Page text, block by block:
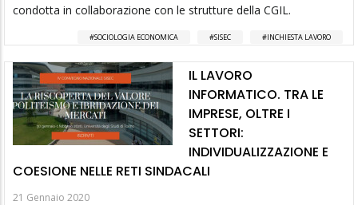
condotta in collaborazione con le strutture della CGIL.
SOCIOLOGIA ECONOMICA SISEC INCHIESTA LAVORO
IL LAVORO
INFORMATICO. TRA LE
IMPRESE, OLTRE I
SETTORI:
INDIVIDUALIZZAZIONE E
COESIONE NELLE RETI SINDACALI
21 Gennaio 2020